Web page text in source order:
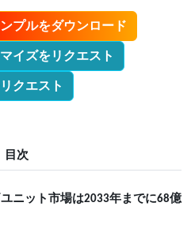
プルをダウンロード
イズをリクエスト
クエスト
目次
ニット市場は2033年までに68億